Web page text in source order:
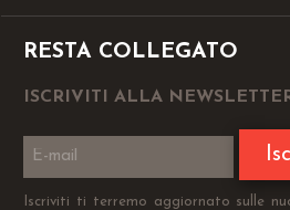
RESTA COLLEGATO
ISCRIVITI ALLA
Iscriviti ti terremo aggiornato sulle